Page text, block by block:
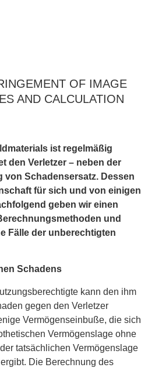
OF IMAGE
AND CALCULATION
ist regelmäßig
den Verletzer – neben der
von Schadensersatz. Dessen
für sich und von einigen
geben wir einen
und
Fälle der unberechtigten
Schadens
kann den ihm
gegen den Verletzer
Vermögenseinbuße, die sich
Vermögenslage ohne
tatsächlichen Vermögenslage
Die Berechnung des